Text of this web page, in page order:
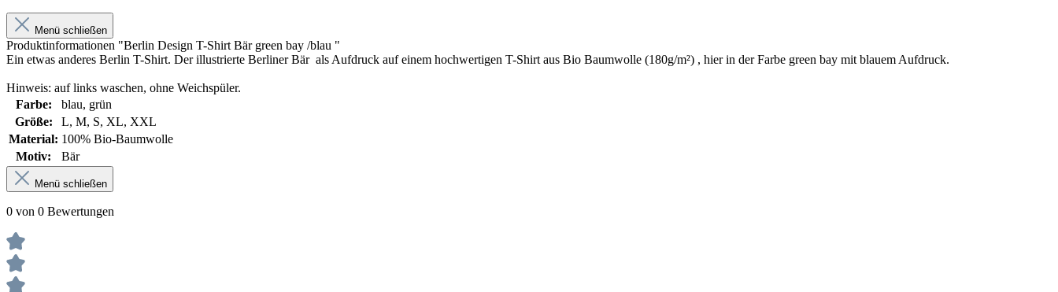
Menü schließen
Produktinformationen "Berlin Design T-Shirt Bär green bay /blau "
Ein etwas anderes Berlin T-Shirt. Der illustrierte Berliner Bär als Aufdruck auf einem hochwertigen T-Shirt aus Bio Baumwolle (180g/m²) , hier in der Farbe green bay mit blauem Aufdruck.
Hinweis: auf links waschen, ohne Weichspüler.
Farbe:
blau, grün
Größe:
L, M, S, XL, XXL
Material: 100% Bio-Baumwolle
Motiv:
Bär
Menü schließen
0 von 0 Bewertungen